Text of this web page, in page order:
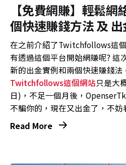
【免費網賺】輕鬆
個快速賺錢方法 及
在之前介紹了Twitchfollows這
有透過這個平台開始網賺呢? 這
新的出金實例和兩個快速賺錢法
Twitchfollows這個網站只是大
日)，不足一個月後，
不騙你的，現在又出金了，不妨
Read More